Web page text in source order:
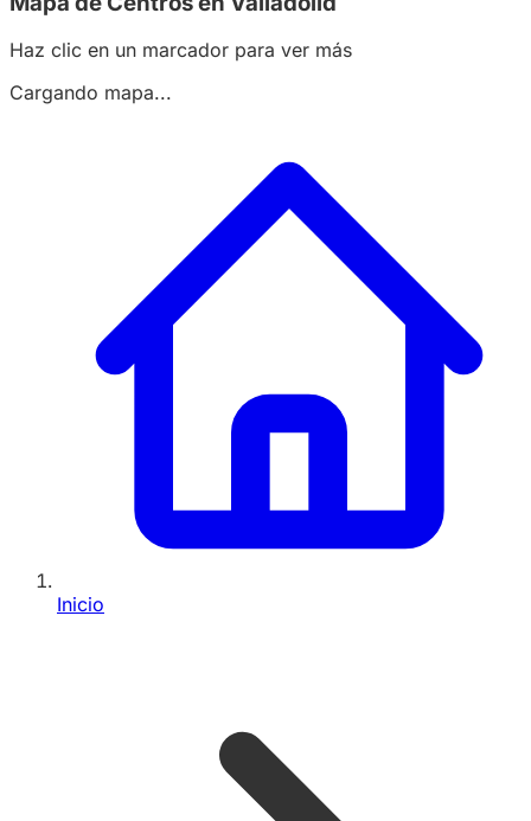
Haz clic en un marcador para ver más
Cargando mapa...
Inicio